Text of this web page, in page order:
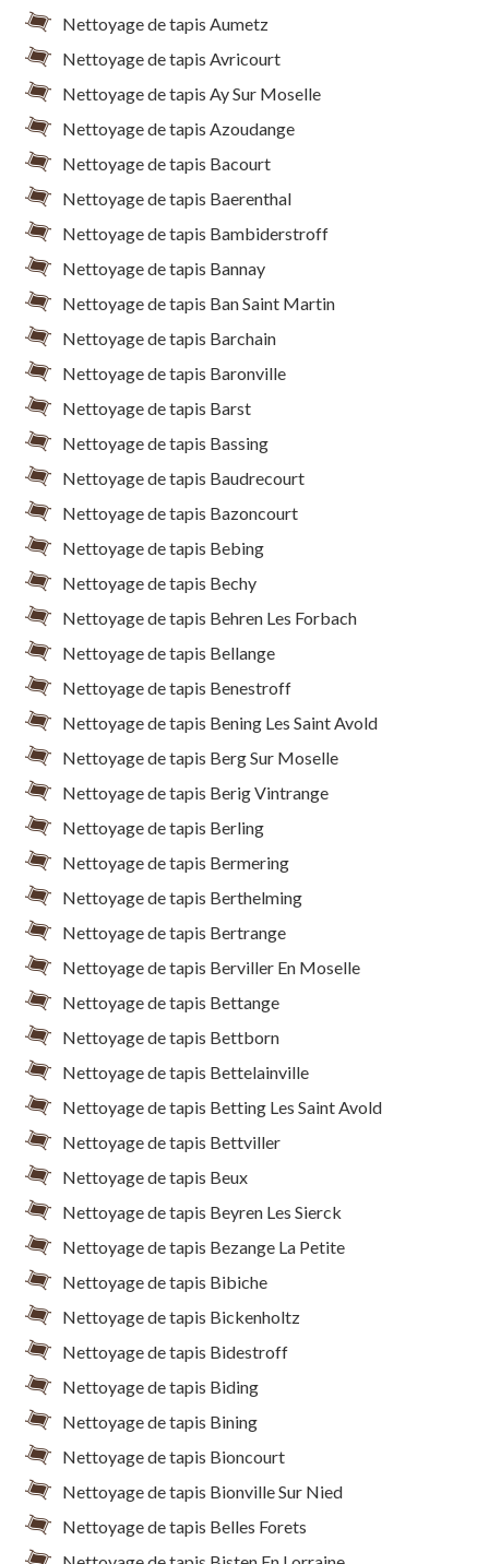
Nettoyage de tapis Aumetz
Nettoyage de tapis Avricourt
Nettoyage de tapis Ay Sur Moselle
Nettoyage de tapis Azoudange
Nettoyage de tapis Bacourt
Nettoyage de tapis Baerenthal
Nettoyage de tapis Bambiderstroff
Nettoyage de tapis Bannay
Nettoyage de tapis Ban Saint Martin
Nettoyage de tapis Barchain
Nettoyage de tapis Baronville
Nettoyage de tapis Barst
Nettoyage de tapis Bassing
Nettoyage de tapis Baudrecourt
Nettoyage de tapis Bazoncourt
Nettoyage de tapis Bebing
Nettoyage de tapis Bechy
Nettoyage de tapis Behren Les Forbach
Nettoyage de tapis Bellange
Nettoyage de tapis Benestroff
Nettoyage de tapis Bening Les Saint Avold
Nettoyage de tapis Berg Sur Moselle
Nettoyage de tapis Berig Vintrange
Nettoyage de tapis Berling
Nettoyage de tapis Bermering
Nettoyage de tapis Berthelming
Nettoyage de tapis Bertrange
Nettoyage de tapis Berviller En Moselle
Nettoyage de tapis Bettange
Nettoyage de tapis Bettborn
Nettoyage de tapis Bettelainville
Nettoyage de tapis Betting Les Saint Avold
Nettoyage de tapis Bettviller
Nettoyage de tapis Beux
Nettoyage de tapis Beyren Les Sierck
Nettoyage de tapis Bezange La Petite
Nettoyage de tapis Bibiche
Nettoyage de tapis Bickenholtz
Nettoyage de tapis Bidestroff
Nettoyage de tapis Biding
Nettoyage de tapis Bining
Nettoyage de tapis Bioncourt
Nettoyage de tapis Bionville Sur Nied
Nettoyage de tapis Belles Forets